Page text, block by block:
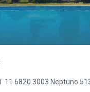
11 6820 3003 Neptuno